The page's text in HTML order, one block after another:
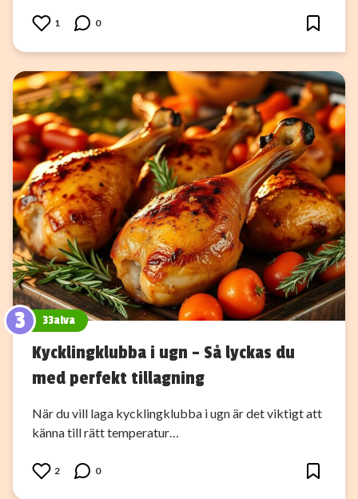
1 0
3 33alva
Kycklingklubba i ugn – Så lyckas du
med perfekt tillagning
När du vill laga kycklingklubba i ugn är det viktigt att
känna till rätt temperatur…
2 0